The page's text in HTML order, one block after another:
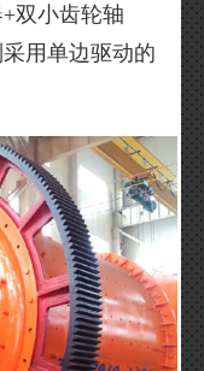
双小齿轮轴
用单边驱动的